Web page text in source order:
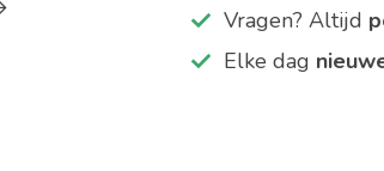
Vragen? Altijd
Elke dag